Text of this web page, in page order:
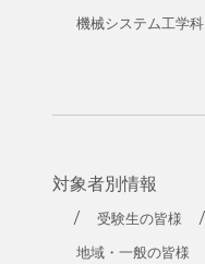
機械システム工学科
対象者別情報
受験生の皆様
地域・一般の皆様